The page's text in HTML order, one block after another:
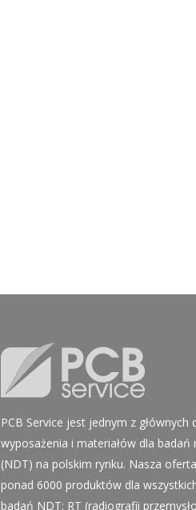
PCB Service jest jednym z głównych
wyposażenia i materiałów dla badań
(NDT) na polskim rynku. Nasza
ponad 6000 produktów dla
badań NDT: RT (radiografii